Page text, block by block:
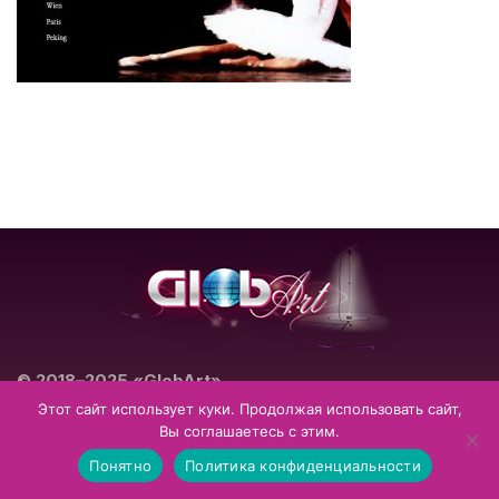
© 2018–2025 «GlobArt»
Театрально-концертное агентство
Impressum
Datenschutzerklärung
Allgemeine Geschäftsbedingungen
Этот сайт использует куки. Продолжая использовать сайт,
Вы соглашаетесь с этим.
Понятно
Политика конфиденциальности